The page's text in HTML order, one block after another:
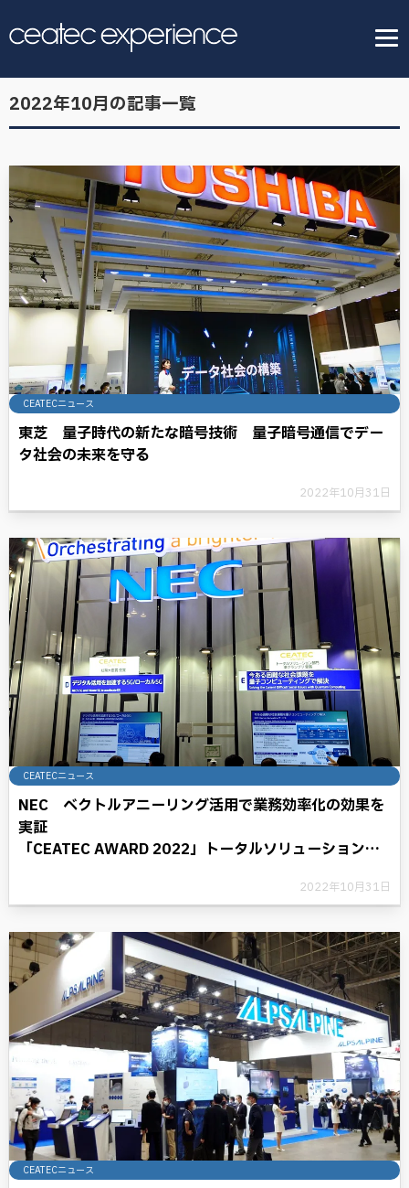
2022年10月の記事一覧
CEATECニュース
東芝 量子時代の新たな暗号技術 量子暗号通信でデー
タ社会の未来を守る
2022年10月31日
CEATECニュース
NEC ベクトルアニーリング活用で業務効率化の効果を
実証
「CEATEC AWARD 2022」トータルソリューション部
2022年10月31日
CEATECニュース